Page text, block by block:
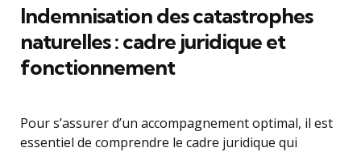
Indemnisation des catastrophes
naturelles : cadre juridique et
fonctionnement
Pour s’assurer d’un accompagnement optimal, il est
essentiel de comprendre le cadre juridique qui